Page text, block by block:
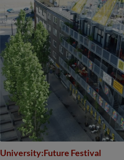
University:Future Festival